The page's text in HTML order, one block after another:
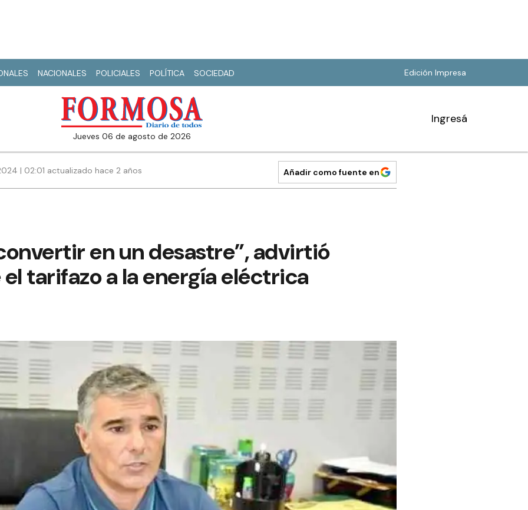
NACIONALES POLICIALES POLÍTICA SOCIEDAD Edición Impresa
jueves 06 de agosto de 2026
Ingresá
| 02:01 actualizado hace 2 años Añadir como fuente en
en un desastre”, advirtió
tarifazo a la energía eléctrica